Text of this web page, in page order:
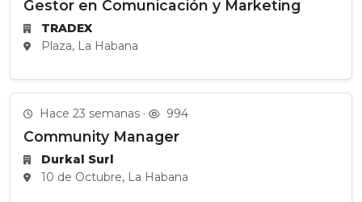
Gestor en Comunicación y Marketing
TRADEX
Plaza, La Habana
Hace 23 semanas · 994
Community Manager
Durkal Surl
10 de Octubre, La Habana